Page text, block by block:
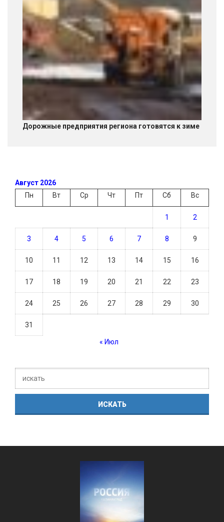
Дорожные предприятия региона готовятся к зиме
Август 2026
Пн
Вт Ср Чт Пт Сб Вс
1 2
3 4 5 6 7 8 9
10 11 12 13 14 15 16
17 18 19 20 21 22 23
24 25 26 27 28 29 30
31
« Июл